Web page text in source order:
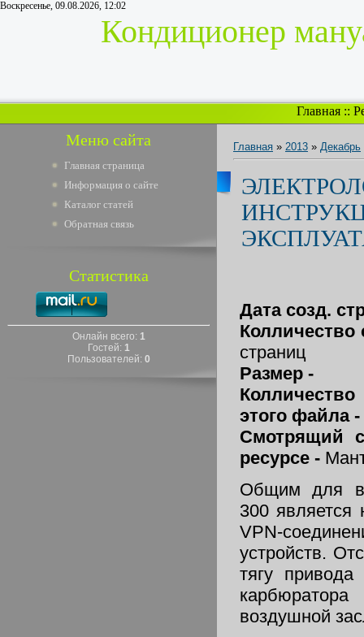
Воскресенье, 09.08.2026, 12:02
Кондиционер
Главная::
Меню сайта
Главная страница
Информация о сайте
Каталог статей
Обратная связь
Статистика
Онлайн всего: 1
Гостей: 1
Пользователей: 0
Главная » 2013 » Декабрь
Дата созд.
Колличество
страниц
Размер -
этого файла -
Смотрящий
ресурсе -
Общим для
300 является
VPN-
устройств.
тягу привода
воздушной